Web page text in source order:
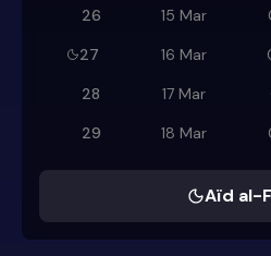
26
15 Mar
27
16 Mar
28
17 Mar
29
18 Mar
Aïd al-